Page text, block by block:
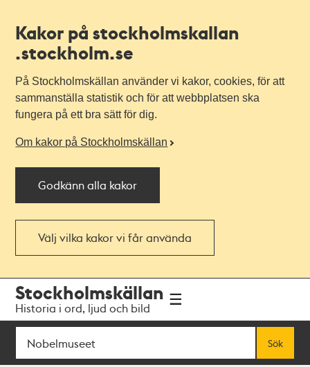
Kakor på stockholmskallan
.stockholm.se
På Stockholmskällan använder vi kakor, cookies, för att
sammanställa statistik och för att webbplatsen ska
fungera på ett bra sätt för dig.
Om kakor på Stockholmskällan
Godkänn alla kakor
Välj vilka kakor vi får använda
navigationen
huvudinnehållet
Stockholmskällan
Historia i ord, ljud och bild
Sök
Sök